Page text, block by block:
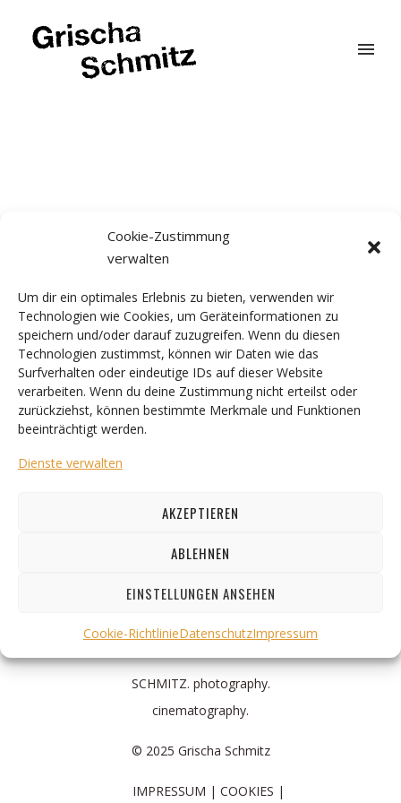
Cookie-Zustimmung
verwalten
Um dir ein optimales Erlebnis zu bieten, verwenden wir
Technologien wie Cookies, um Geräteinformationen zu
speichern und/oder darauf zuzugreifen. Wenn du diesen
Technologien zustimmst, können wir Daten wie das
Surfverhalten oder eindeutige IDs auf dieser Website
verarbeiten. Wenn du deine Zustimmung nicht erteilst oder
zurückziehst, können bestimmte Merkmale und Funktionen
beeinträchtigt werden.
Dienste verwalten
AKZEPTIEREN
ABLEHNEN
EINSTELLUNGEN ANSEHEN
Cookie-RichtlinieDatenschutzImpressum
Dieser Inhalt ist passwortgeschützt. Um ihn
anschauen zu können, bitte das Passwort
eingeben:
Passwort:
SCHMITZ. photography.
cinematography.
© 2025 Grischa Schmitz
IMPRESSUM COOKIES